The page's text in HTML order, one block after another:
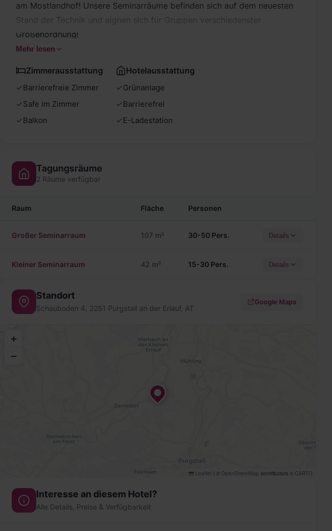
am Mostlandhof! Unsere Seminarräume befinden sich auf dem neuesten
Stand der Technik und eignen sich für Gruppen verschiedenster
Größenordnung!
Mehr lesen
Zimmerausstattung
Barrierefreie Zimmer
Safe im Zimmer
Balkon
Hotelausstattung
Grünanlage
Barrierefrei
E-Ladestation
Tagungsräume
2 Räume verfügbar
Raum Fläche Personen
Großer Seminarraum 107 m² 30-50 Pers. Details
Kleiner Seminarraum 42 m² 15-30 Pers. Details
Standort
Schauboden 4, 3251 Purgstall an der Erlauf, AT
Google Maps
+
−
Leaflet | © OpenStreetMap contributors © CARTO
Interesse an diesem Hotel?
Alle Details, Preise & Verfügbarkeit